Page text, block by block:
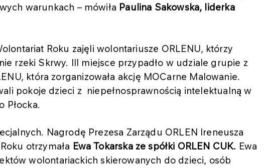
warunkach – mówiła Paulina Sakowska, liderka
Roku zajęli wolontariusze ORLENU, którzy
rzeki Skrwy. III miejsce przypadło w udziale grupie z
która zorganizowała akcję MOCarne Malowanie.
pokoje dzieci z niepełnosprawnością intelektualną w
Płocka.
Nagrodę Prezesa Zarządu ORLEN Ireneusza
otrzymała Ewa Tokarska ze spółki ORLEN CUK. Ewa
wolontariackich skierowanych do dzieci, osób